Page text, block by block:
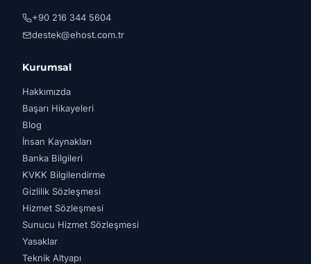
+90 216 344 5604
destek@ehost.com.tr
Kurumsal
Hakkımızda
Başarı Hikayeleri
Blog
İnsan Kaynakları
Banka Bilgileri
KVKK Bilgilendirme
Gizlilik Sözleşmesi
Hizmet Sözleşmesi
Sunucu Hizmet Sözleşmesi
Yasaklar
Teknik Altyapı